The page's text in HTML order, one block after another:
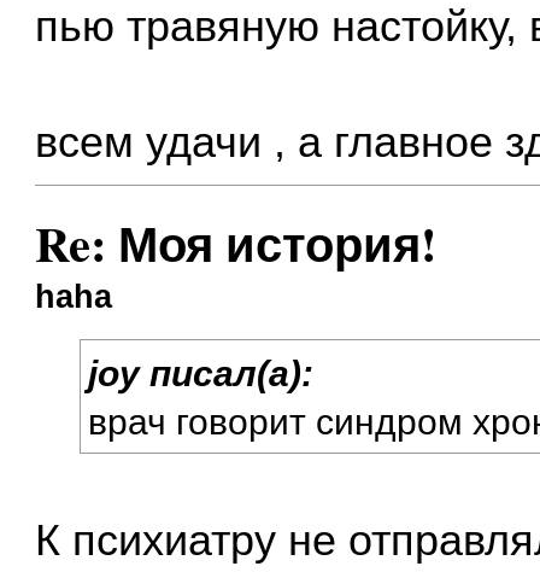
пью травяную
всем удачи , а главное
Re: Моя история!
haha
joy писал(а):
врач говорит синдром
К психиатру не